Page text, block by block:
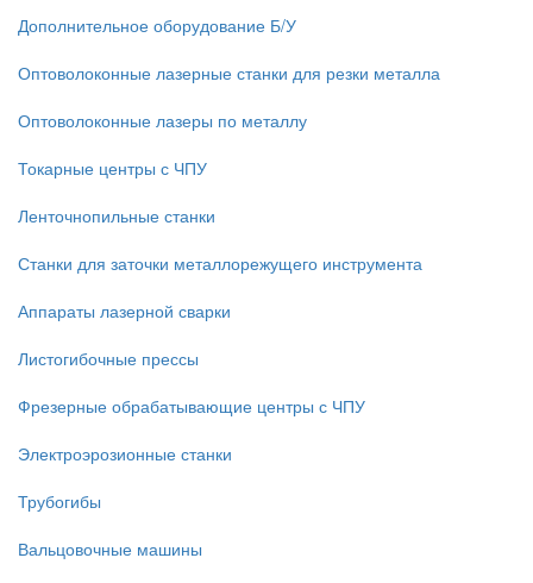
Дополнительное оборудование Б/У
Оптоволоконные лазерные станки для резки металла
Оптоволоконные лазеры по металлу
Токарные центры с ЧПУ
Ленточнопильные станки
Станки для заточки металлорежущего инструмента
Аппараты лазерной сварки
Листогибочные прессы
Фрезерные обрабатывающие центры с ЧПУ
Электроэрозионные станки
Трубогибы
Вальцовочные машины